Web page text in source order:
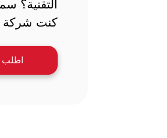
التقنية؟
كنت شركة
اطلب